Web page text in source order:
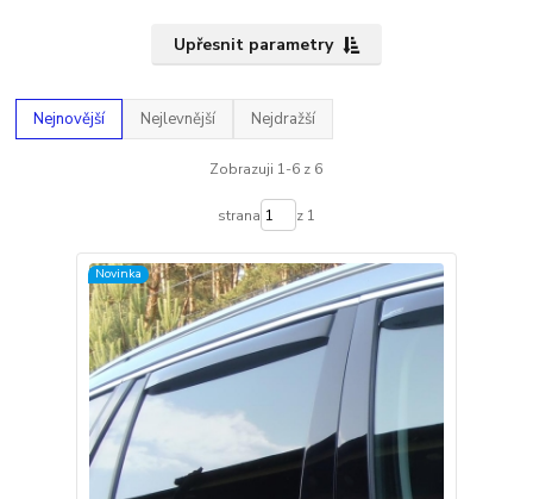
Upřesnit parametry
Nejnovější Nejlevnější Nejdražší
Zobrazuji 1-6 z 6
strana z 1
Novinka